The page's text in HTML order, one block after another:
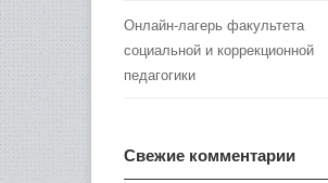
Онлайн-лагерь факультета
социальной и коррекционной
педагогики
Свежие комментарии